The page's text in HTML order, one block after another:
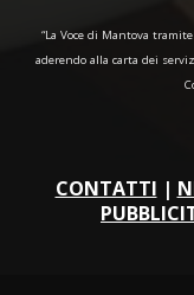
“La Voce di Mantova
aderendo alla carta dei
CONTATTI |